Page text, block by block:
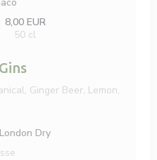
8,00 EUR
50 cl
Ginger Beer, Lemon,
Dry